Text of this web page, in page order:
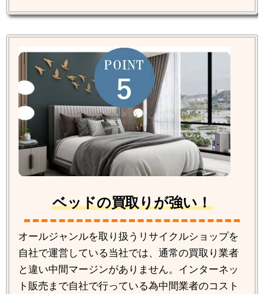
ベッドの買取りが強い！
オールジャンルを取り扱うリサイクルショップを
自社で運営している当社では、通常の買取り業者
と違い中間マージンがありません。インターネッ
ト販売まで自社で行っている為中間業者のコスト